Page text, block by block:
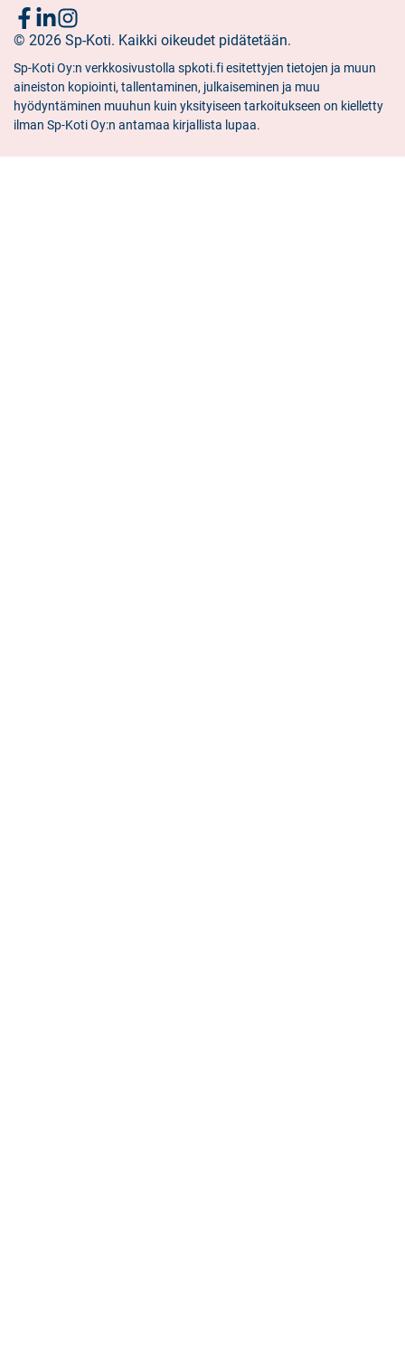
Seuraa
meitä
Sosiaalinen
media:
facebook
Sosiaalinen
media:
linkedin
Sosiaalinen
media:
instagram
© 2026 Sp-Koti. Kaikki oikeudet pidätetään.
Sp-Koti Oy:n verkkosivustolla spkoti.fi esitettyjen tietojen ja muun
aineiston kopiointi, tallentaminen, julkaiseminen ja muu
hyödyntäminen muuhun kuin yksityiseen tarkoitukseen on kielletty
ilman Sp-Koti Oy:n antamaa kirjallista lupaa.